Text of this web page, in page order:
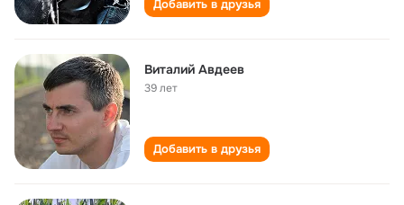
Добавить в друзья
Виталий Авдеев
39 лет
Добавить в друзья